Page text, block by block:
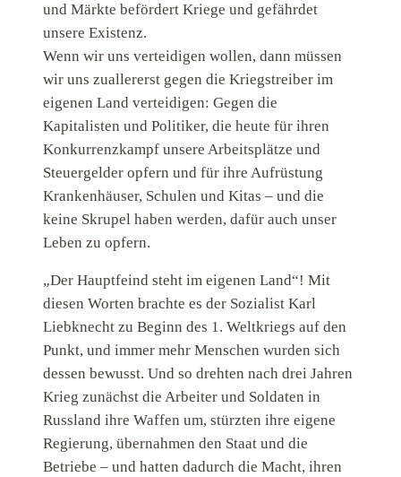
und Märkte befördert Kriege und gefährdet
unsere Existenz.
Wenn wir uns verteidigen wollen, dann müssen
wir uns zuallererst gegen die Kriegstreiber im
eigenen Land verteidigen: Gegen die
Kapitalisten und Politiker, die heute für ihren
Konkurrenzkampf unsere Arbeitsplätze und
Steuergelder opfern und für ihre Aufrüstung
Krankenhäuser, Schulen und Kitas – und die
keine Skrupel haben werden, dafür auch unser
Leben zu opfern.
„Der Hauptfeind steht im eigenen Land“! Mit
diesen Worten brachte es der Sozialist Karl
Liebknecht zu Beginn des 1. Weltkriegs auf den
Punkt, und immer mehr Menschen wurden sich
dessen bewusst. Und so drehten nach drei Jahren
Krieg zunächst die Arbeiter und Soldaten in
Russland ihre Waffen um, stürzten ihre eigene
Regierung, übernahmen den Staat und die
Betriebe – und hatten dadurch die Macht, ihren